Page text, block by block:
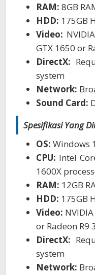
RAM: 8GB
HDD: 175GB
Video:
GTX 1650 or
DirectX:
system
Network:
Sound Card:
Spesifikasi Yang
OS: Windows
CPU: Intel
1600X
RAM: 12GB
HDD: 175GB
Video:
or Radeon R9
DirectX:
system
Network: